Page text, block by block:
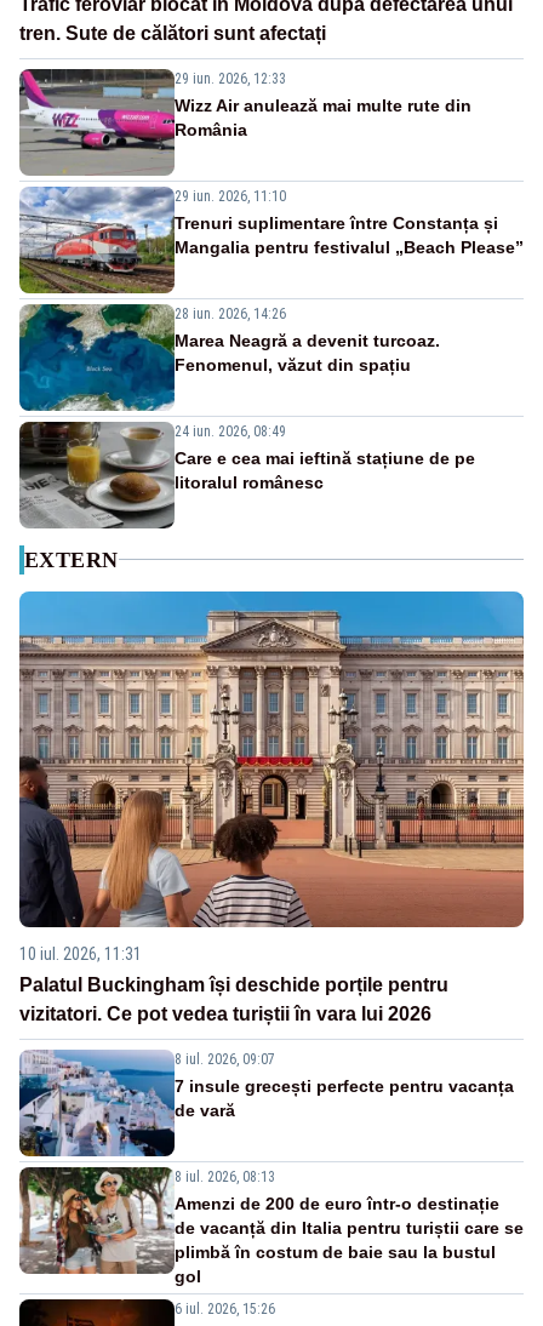
tren. Sute de călători sunt afectați
29 iun. 2026, 12:33
Wizz Air anulează mai multe rute din
România
29 iun. 2026, 11:10
Trenuri suplimentare între Constanța și
Mangalia pentru festivalul „Beach Please”
28 iun. 2026, 14:26
Marea Neagră a devenit turcoaz.
Fenomenul, văzut din spațiu
24 iun. 2026, 08:49
Care e cea mai ieftină stațiune de pe
litoralul românesc
EXTERN
10 iul. 2026, 11:31
Palatul Buckingham își deschide porțile pentru
vizitatori. Ce pot vedea turiștii în vara lui 2026
8 iul. 2026, 09:07
7 insule grecești perfecte pentru vacanța
de vară
8 iul. 2026, 08:13
Amenzi de 200 de euro într-o destinație
de vacanță din Italia pentru turiștii care se
plimbă în costum de baie sau la bustul
gol
6 iul. 2026, 15:26